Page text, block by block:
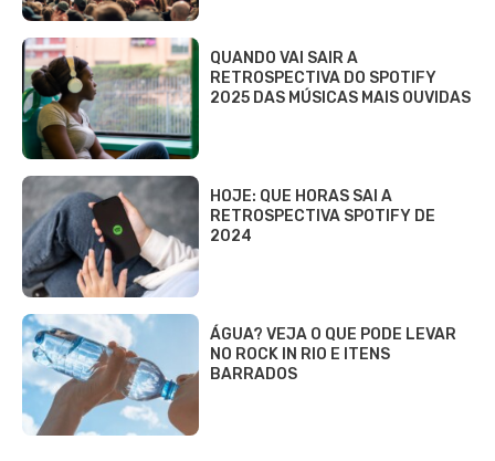
QUANDO VAI SAIR A
RETROSPECTIVA DO SPOTIFY
2025 DAS MÚSICAS MAIS OUVIDAS
HOJE: QUE HORAS SAI A
RETROSPECTIVA SPOTIFY DE
2024
ÁGUA? VEJA O QUE PODE LEVAR
NO ROCK IN RIO E ITENS
BARRADOS